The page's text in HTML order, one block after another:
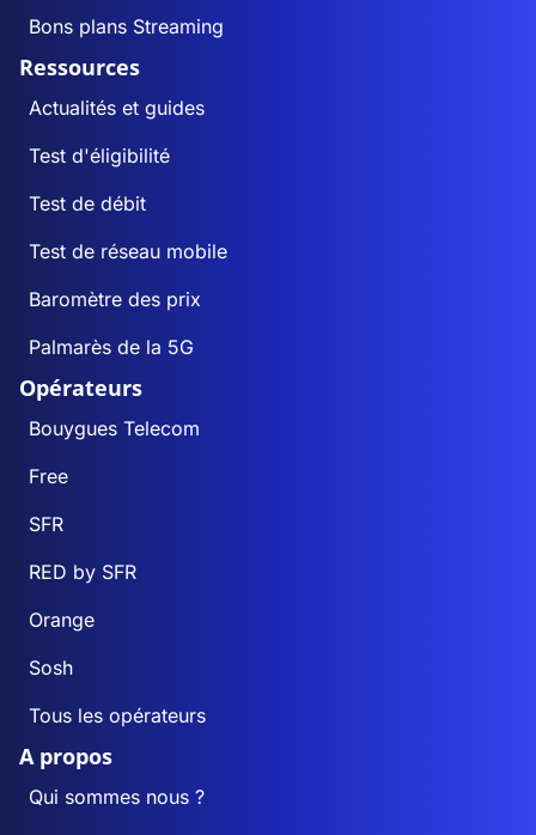
Bons plans Streaming
Ressources
Actualités et guides
Test d'éligibilité
Test de débit
Test de réseau mobile
Baromètre des prix
Palmarès de la 5G
Opérateurs
Bouygues Telecom
Free
SFR
RED by SFR
Orange
Sosh
Tous les opérateurs
A propos
Qui sommes nous ?